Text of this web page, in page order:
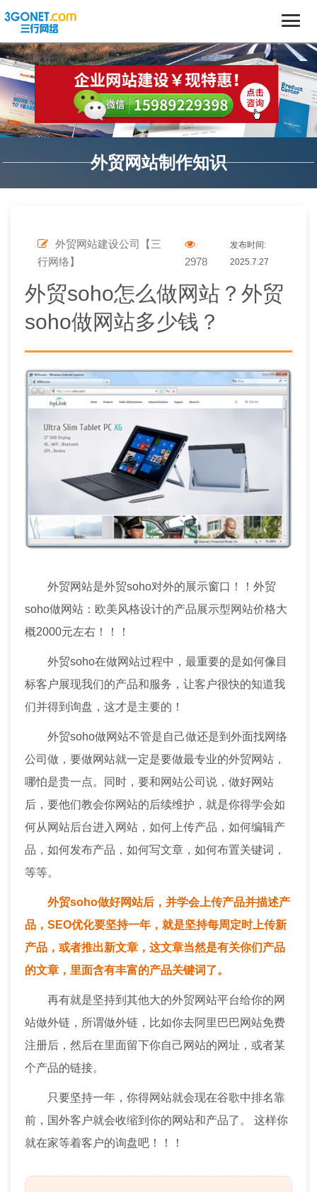
外贸网站制作知识
外贸网站建设公司【三
行网络】
2978
发布时间:
2025.7.27
外贸soho怎么做网站？外贸
soho做网站多少钱？
外贸网站是外贸soho对外的展示窗口！！外贸
soho做网站：欧美风格设计的产品展示型网站价格大
概2000元左右！！！
外贸soho在做网站过程中，最重要的是如何像目
标客户展现我们的产品和服务，让客户很快的知道我
们并得到询盘，这才是主要的！
外贸soho做网站不管是自己做还是到外面找网络
公司做，要做网站就一定是要做最专业的外贸网站，
哪怕是贵一点。同时，要和网站公司说，做好网站
后，要他们教会你网站的后续维护，就是你得学会如
何从网站后台进入网站，如何上传产品，如何编辑产
品，如何发布产品，如何写文章，如何布置关键词，
等等。
外贸soho做好网站后，并学会上传产品并描述产
品，SEO优化要坚持一年，就是坚持每周定时上传新
产品，或者推出新文章，这文章当然是有关你们产品
的文章，里面含有丰富的产品关键词了。
再有就是坚持到其他大的外贸网站平台给你的网
站做外链，所谓做外链，比如你去阿里巴巴网站免费
注册后，然后在里面留下你自己网站的网址，或者某
个产品的链接。
只要坚持一年，你得网站就会现在谷歌中排名靠
前，国外客户就会收缩到你的网站和产品了。 这样你
就在家等着客户的询盘吧！！！